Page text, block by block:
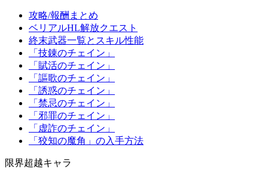
攻略/報酬まとめ
ベリアルHL解放クエスト
終末武器一覧とスキル性能
「技錬のチェイン」
「賦活のチェイン」
「謳歌のチェイン」
「誘惑のチェイン」
「禁忌のチェイン」
「邪罪のチェイン」
「虚詐のチェイン」
「狡知の魔角」の入手方法
限界超越キャラ